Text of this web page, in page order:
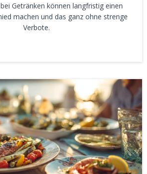
Getränken können langfristig einen
machen und das ganz ohne strenge
Verbote.